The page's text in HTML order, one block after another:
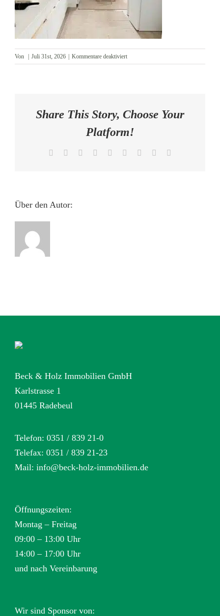
AKTUELLES
KONTAKT
Von Juli 31st, 2026 Kommentare deaktiviertfür
Küche
Share This Story, Choose Your
Platform!
Facebook Reddit LinkedInWhatsApp
TumblrPinterest
Über den Autor:
Beck & Holz Immobilien GmbH
Karlstrasse 1
01445 Radebeul
Telefon: 0351 / 839 21-0
Telefax: 0351 / 839 21-23
Mail: info@beck-holz-immobilien.de
Öffnungszeiten:
Montag – Freitag
09:00 – 13:00 Uhr
14:00 – 17:00 Uhr
und nach Vereinbarung
Wir sind Sponsor von: